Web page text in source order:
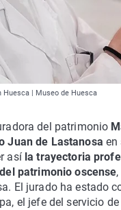
Huesca | Museo de Huesca
del patrimonio
Juan de Lastanosa en
así la trayectoria
patrimonio oscense
El jurado ha estado
el jefe del servicio